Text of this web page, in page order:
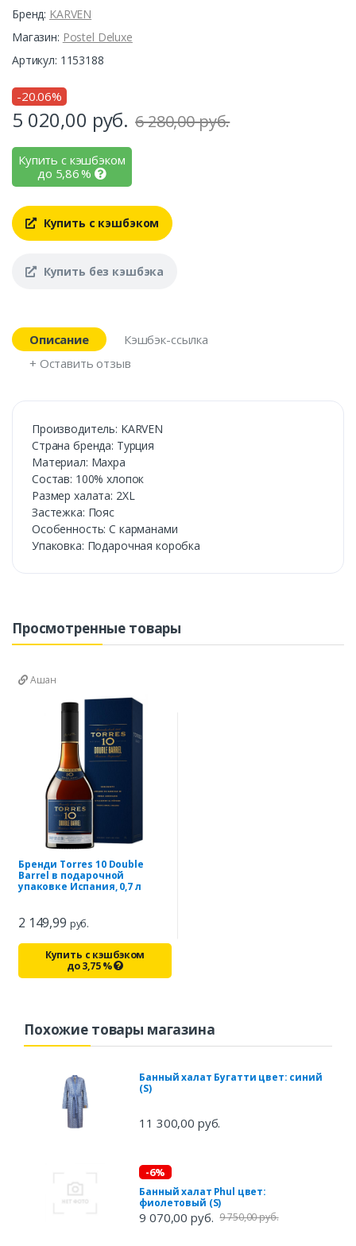
Бренд: KARVEN
Магазин: Postel Deluxe
Артикул: 1153188
-20.06%
5 020,00 руб. 6 280,00 руб.
Купить с кэшбэком
до 5,86%
Купить с кэшбэком
Купить без кэшбэка
Описание
Кэшбэк-ссылка
+ Оставить отзыв
Производитель: KARVEN
Страна бренда: Турция
Материал: Махра
Состав: 100% хлопок
Размер халата: 2XL
Застежка: Пояс
Особенность: С карманами
Упаковка: Подарочная коробка
Просмотренные товары
Ашан
Бренди Torres 10 Double
Barrel в подарочной
упаковке Испания, 0,7 л
2 149,99 руб.
Купить с кэшбэком
до3,75%
Похожие товары магазина
Банный халат Бугатти цвет: синий
(S)
11 300,00 руб.
-6%
Банный халат Phul цвет:
фиолетовый (S)
9 070,00 руб. 9 750,00 руб.